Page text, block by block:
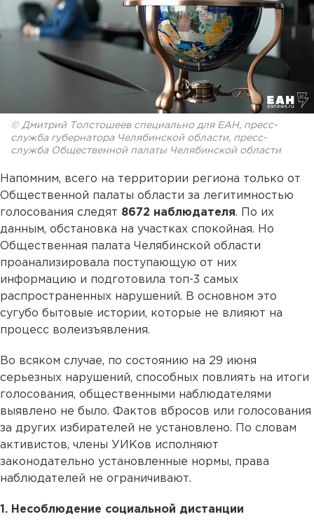
© Дмитрий Толстошеев специально для ЕАН, пресс-
служба губернатора Челябинской области, пресс-
служба Общественной палаты Челябинской области
Напомним, всего на территории региона только от
Общественной палаты области за легитимностью
голосования следят 8672 наблюдателя. По их
данным, обстановка на участках спокойная. Но
Общественная палата Челябинской области
проанализировала поступающую от них
информацию и подготовила топ-3 самых
распространенных нарушений. В основном это
сугубо бытовые истории, которые не влияют на
процесс волеизъявления.
Во всяком случае, по состоянию на 29 июня
серьезных нарушений, способных повлиять на итоги
голосования, общественными наблюдателями
выявлено не было. Фактов вбросов или голосования
за других избирателей не установлено. По словам
активистов, члены УИКов исполняют
законодательно установленные нормы, права
наблюдателей не ограничивают.
1. Несоблюдение социальной дистанции